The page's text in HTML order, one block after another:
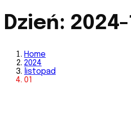
Dzień: 2024-
Home
2024
listopad
01